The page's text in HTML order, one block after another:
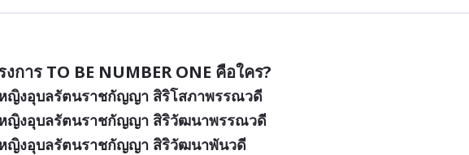
การ TO BE NUMBER ONE คือใคร?
ญิงอุบลรัตนราชกัญญา สิริโสภาพรรณวดี
ญิงอุบลรัตนราชกัญญา สิริวัฒนาพรรณวดี
ญิงอุบลรัตนราชกัญญา สิริวัฒนาพันวดี